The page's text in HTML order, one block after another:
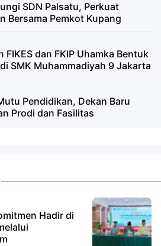
SDN Palsatu, Perkuat
Bersama Pemkot Kupang
FIKES dan FKIP Uhamka Bentuk
SMK Muhammadiyah 9 Jakarta
Pendidikan, Dekan Baru
Prodi dan Fasilitas
Hadir di